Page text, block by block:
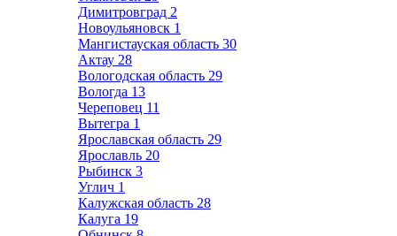
Димитровград 2
Новоульяновск 1
Мангистауская область 30
Актау 28
Вологодская область 29
Вологда 13
Череповец 11
Вытегра 1
Ярославская область 29
Ярославль 20
Рыбинск 3
Углич 1
Калужская область 28
Калуга 19